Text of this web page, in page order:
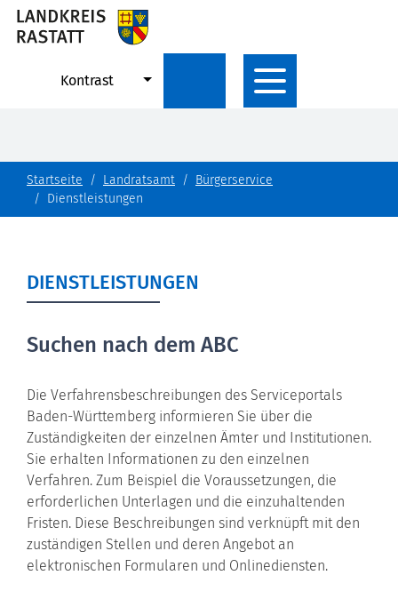
Kontrast
Startseite Landratsamt
Bürgerservice
Dienstleistungen
DIENSTLEISTUNGEN
Suchen nach dem ABC
Die Verfahrensbeschreibungen des Serviceportals
Baden-Württemberg informieren Sie über die
Zuständigkeiten der einzelnen Ämter und Institutionen.
Sie erhalten Informationen zu den einzelnen
Verfahren. Zum Beispiel die Voraussetzungen, die
erforderlichen Unterlagen und die einzuhaltenden
Fristen. Diese Beschreibungen sind verknüpft mit den
zuständigen Stellen und deren Angebot an
elektronischen Formularen und Onlinediensten.